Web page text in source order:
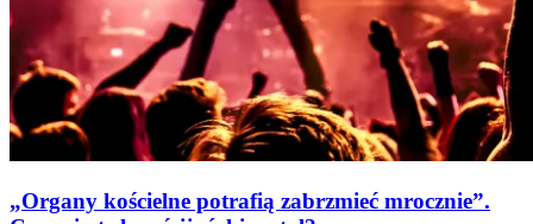
„Organy kościelne potrafią zabrzmieć mrocznie”.